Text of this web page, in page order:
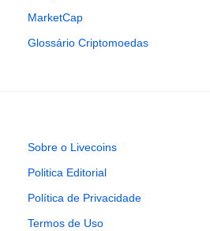
MarketCap
Glossário Criptomoedas
Sobre o Livecoins
Politica Editorial
Política de Privacidade
Termos de Uso